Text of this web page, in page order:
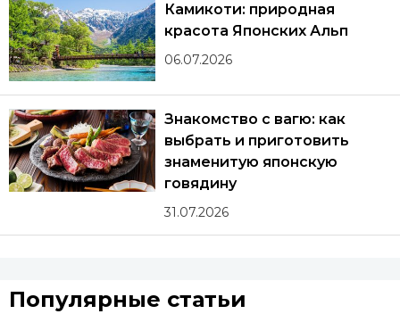
Камикоти: природная
красота Японских Альп
06.07.2026
Знакомство с вагю: как
выбрать и приготовить
знаменитую японскую
говядину
31.07.2026
Популярные статьи